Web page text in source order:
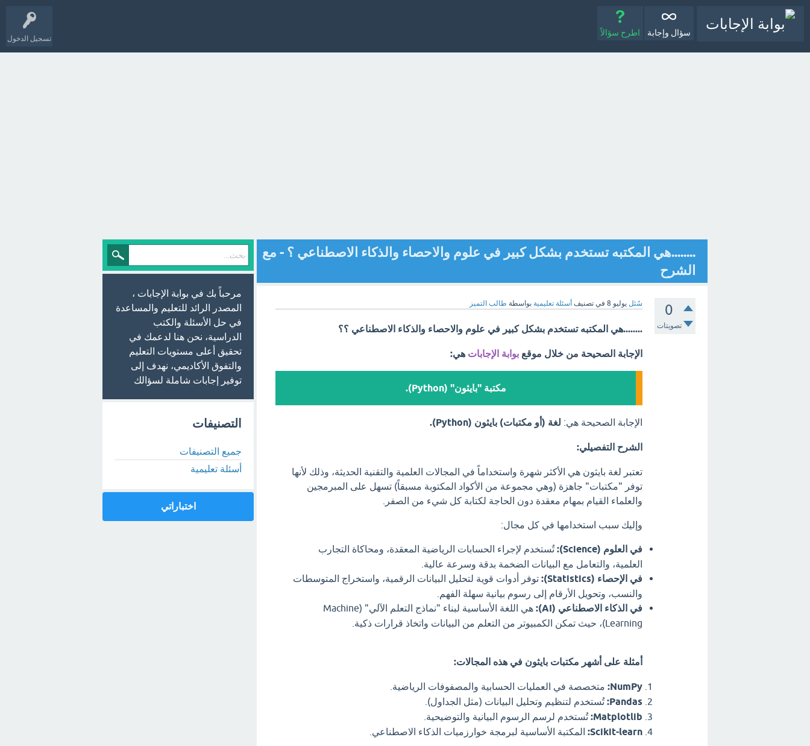
تسجيل الدخول
سؤال وإجابة اطرح سؤالاً
........هي المكتبه تستخدم بشكل كبير في علوم والاحصاء والذكاء الاصطناعي ؟ - مع
الشرح
0
تصويتات
سُئل يوليو 8 في تصنيف أسئلة تعليمية بواسطة طالب التميز
........هي المكتبه تستخدم بشكل كبير في علوم والاحصاء والذكاء الاصطناعي ؟؟
الإجابة الصحيحة من خلال موقع بوابة الإجابات هي:
مكتبة "بايثون" (Python).
الإجابة الصحيحة هي: لغة (أو مكتبات) بايثون (Python).
الشرح التفصيلي:
تعتبر لغة بايثون هي الأكثر شهرة واستخداماً في المجالات العلمية والتقنية الحديثة، وذلك لأنها
توفر "مكتبات" جاهزة (وهي مجموعة من الأكواد المكتوبة مسبقاً) تسهل على المبرمجين
والعلماء القيام بمهام معقدة دون الحاجة لكتابة كل شيء من الصفر.
وإليك سبب استخدامها في كل مجال:
في العلوم (Science):
تُستخدم لإجراء الحسابات الرياضية المعقدة، ومحاكاة التجارب
العلمية، والتعامل مع البيانات الضخمة بدقة وسرعة عالية.
في الإحصاء (Statistics):
توفر أدوات قوية لتحليل البيانات الرقمية، واستخراج المتوسطات
والنسب، وتحويل الأرقام إلى رسوم بيانية سهلة الفهم.
في الذكاء الاصطناعي (AI):
هي اللغة الأساسية لبناء "نماذج التعلم الآلي" (Machine
Learning)، حيث تمكن الكمبيوتر من التعلم من البيانات واتخاذ قرارات ذكية.
أمثلة على أشهر مكتبات بايثون في هذه المجالات:
NumPy: متخصصة في العمليات الحسابية والمصفوفات الرياضية.
Pandas: تُستخدم لتنظيم وتحليل البيانات (مثل الجداول).
Matplotlib: تُستخدم لرسم الرسوم البيانية والتوضيحية.
Scikit-learn: المكتبة الأساسية لبرمجة خوارزميات الذكاء الاصطناعي.
مرحباً بك في بوابة الإجابات ،
المصدر الرائد للتعليم والمساعدة
في حل الأسئلة والكتب
الدراسية، نحن هنا لدعمك في
تحقيق أعلى مستويات التعليم
والتفوق الأكاديمي، نهدف إلى
توفير إجابات شاملة لسؤالك
التصنيفات
جميع التصنيفات
أسئلة تعليمية
اختباراتي